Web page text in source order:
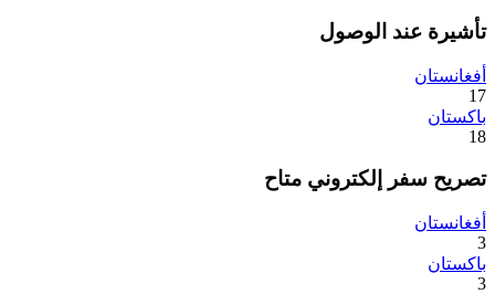
تأشيرة عند الوصول
أفغانستان
17
باكستان
18
تصريح سفر إلكتروني متاح
أفغانستان
3
باكستان
3